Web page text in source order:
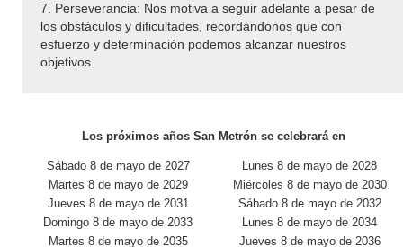
7. Perseverancia: Nos motiva a seguir adelante a pesar de
los obstáculos y dificultades, recordándonos que con
esfuerzo y determinación podemos alcanzar nuestros
objetivos.
Los próximos años San Metrón se celebrará en
Sábado 8 de mayo de 2027
Lunes 8 de mayo de 2028
Martes 8 de mayo de 2029
Miércoles 8 de mayo de 2030
Jueves 8 de mayo de 2031
Sábado 8 de mayo de 2032
Domingo 8 de mayo de 2033
Lunes 8 de mayo de 2034
Martes 8 de mayo de 2035
Jueves 8 de mayo de 2036